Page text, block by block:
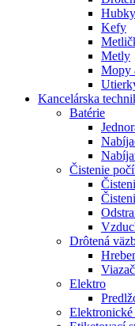
Kefy
Metly
Mopy
Kancelárska
Batérie
Čistenie
Drôtená
Elektro